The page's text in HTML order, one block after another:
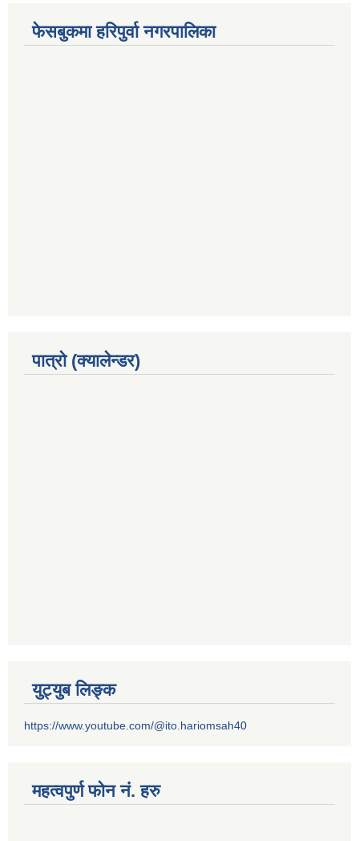
फेसबुकमा हरिपुर्वा नगरपालिका
पात्रो (क्यालेन्डर)
युट्युब लिङ्क
https://www.youtube.com/@ito.hariomsah40
महत्वपुर्ण फोन नं. हरु